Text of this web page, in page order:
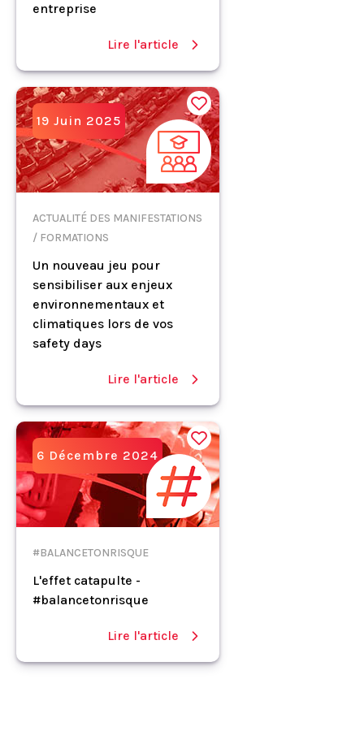
entreprise
Lire l'article
19 Juin 2025
ACTUALITÉ DES MANIFESTATIONS
/ FORMATIONS
Un nouveau jeu pour
sensibiliser aux enjeux
environnementaux et
climatiques lors de vos
safety days
Lire l'article
6 Décembre 2024
#BALANCETONRISQUE
L'effet catapulte -
#balancetonrisque
Lire l'article